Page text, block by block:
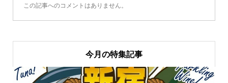
この記事へのコメントはありません。
今月の特集記事